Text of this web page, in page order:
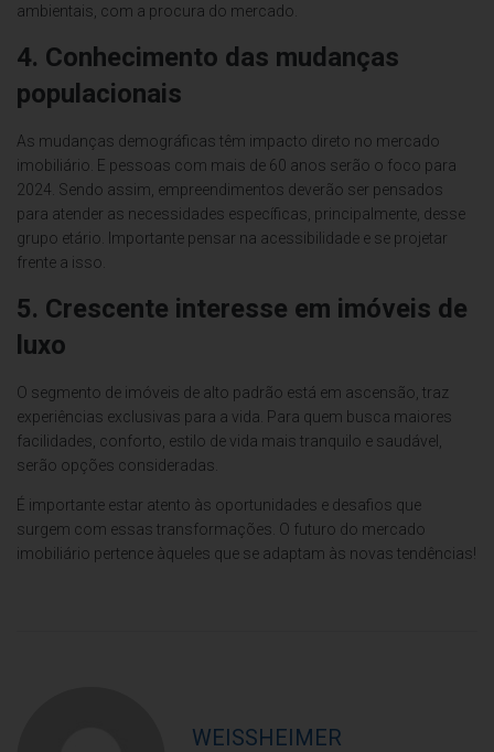
ambientais, com a procura do mercado.
4. Conhecimento das mudanças
populacionais
As mudanças demográficas têm impacto direto no mercado
imobiliário. E pessoas com mais de 60 anos serão o foco para
2024. Sendo assim, empreendimentos deverão ser pensados
para atender as necessidades específicas, principalmente, desse
grupo etário. Importante pensar na acessibilidade e se projetar
frente a isso.
5. Crescente interesse em imóveis de
luxo
O segmento de imóveis de alto padrão está em ascensão, traz
experiências exclusivas para a vida. Para quem busca maiores
facilidades, conforto, estilo de vida mais tranquilo e saudável,
serão opções consideradas.
É importante estar atento às oportunidades e desafios que
surgem com essas transformações. O futuro do mercado
imobiliário pertence àqueles que se adaptam às novas tendências!
WEISSHEIMER